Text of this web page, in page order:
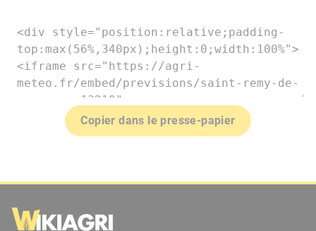
Copier dans le presse-papier